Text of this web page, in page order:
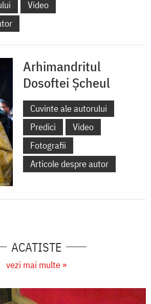
Video
Arhimandritul
Dosoftei Șcheul
Cuvinte ale autorului
Predici
Video
Fotografii
Articole despre autor
ACATISTE
vezi mai multe »